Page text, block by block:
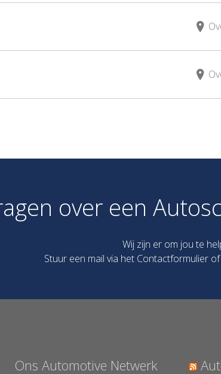
over een
Wij zijn er om jou te
Stuur een mail via het Contactformulierof
Ons Automotive Netwerk